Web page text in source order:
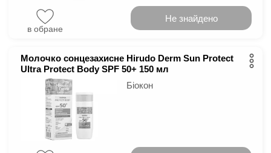
в обране
Не знайдено
Молочко сонцезахисне Hirudo Derm Sun Protect
Ultra Protect Body SPF 50+ 150 мл
Біокон